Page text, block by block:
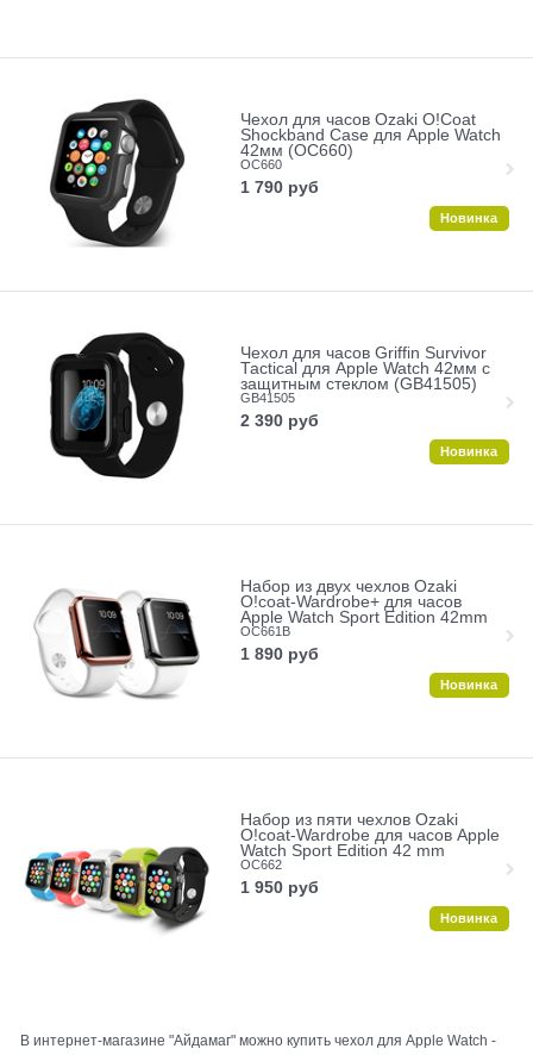
Чехол для часов Ozaki O!Coat
Shockband Case для Apple Watch
42мм (OC660)
OC660
1 790 руб
Новинка
Чехол для часов Griffin Survivor
Tactical для Apple Watch 42мм с
защитным стеклом (GB41505)
GB41505
2 390 руб
Новинка
Набор из двух чехлов Ozaki
O!coat-Wardrobe+ для часов
Apple Watch Sport Edition 42mm
OC661B
1 890 руб
Новинка
Набор из пяти чехлов Ozaki
O!coat-Wardrobe для часов Apple
Watch Sport Edition 42 mm
OC662
1 950 руб
Новинка
В интернет-магазине "Айдамаг" можно купить чехол для Apple Watch -